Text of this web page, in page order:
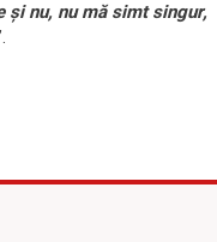
şi nu, nu mă simt singur,